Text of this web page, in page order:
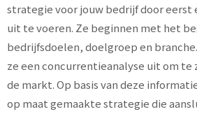
strategie voor jouw bedrijf door eerst
uit te voeren. Ze beginnen met het
bedrijfsdoelen, doelgroep en
ze een concurrentieanalyse uit om te
de markt. Op basis van deze
op maat gemaakte strategie die